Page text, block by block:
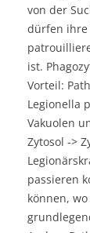
von der
dürfen ihre
ist.
Vorteil:
Legionella
Vakuolen
Zytosol ->
passieren
können,